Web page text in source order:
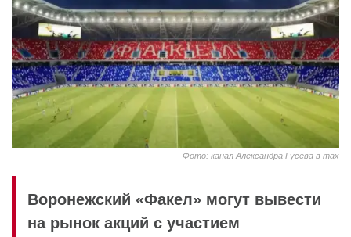
Фото: канал Александра Гусева в max
Воронежский «Факел» могут вывести
на рынок акций с участием